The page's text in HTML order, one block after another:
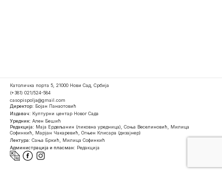
Католичка порта 5, 21000 Нови Сад, Србија
(+381) 021/524-584
casopispolja@gmail.com
Директор: Бојан Панаотовић
Издавач: Културни центар Новог Сада
Уредник: Ален Бешић
Редакција: Маја Ердељанин (ликовна уредница), Соња Веселиновић, Милица
Софинкић, Марјан Чакаревић, Огњен Клисара (дизајнер)
Лектура: Сања Бркић, Милица Софинкић
Администрација и пласман: Редакција